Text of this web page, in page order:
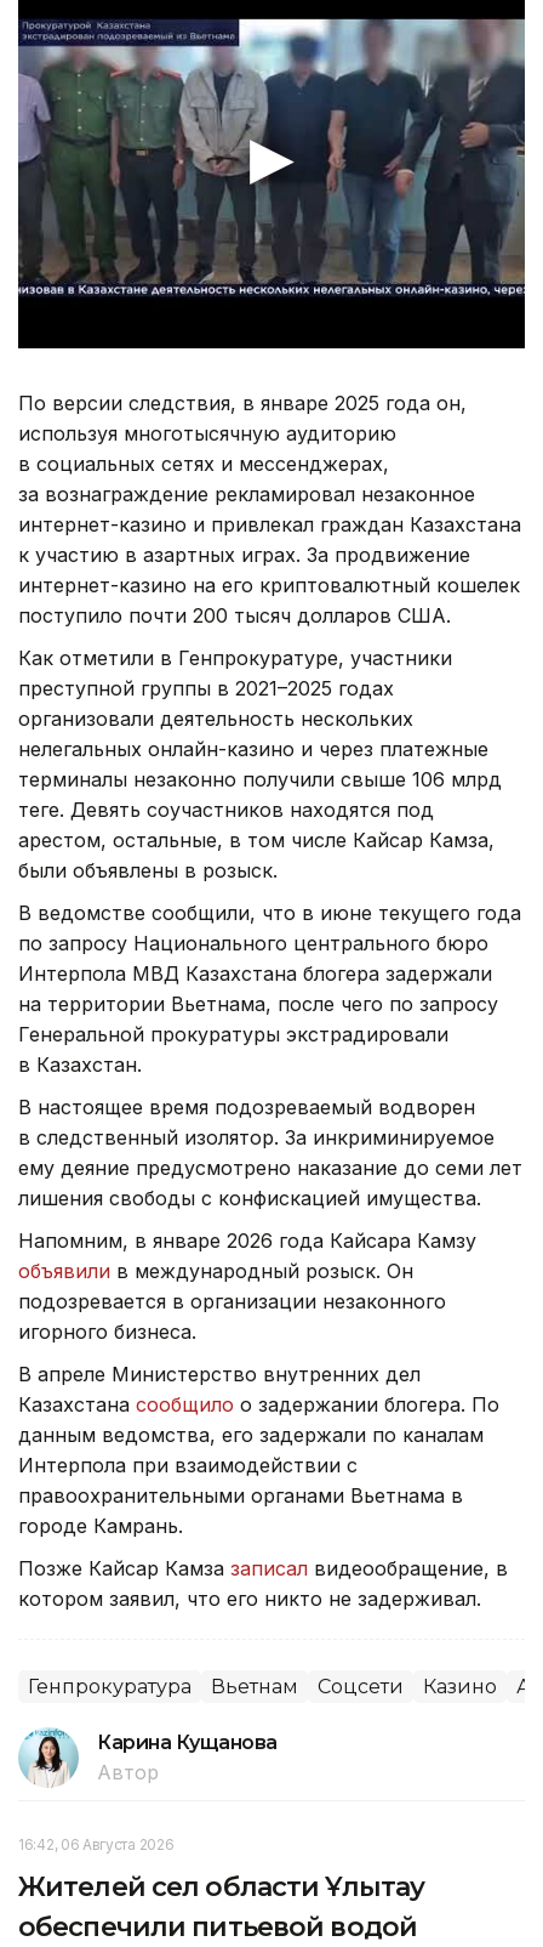
По версии следствия, в январе 2025 года он,
используя многотысячную аудиторию
в социальных сетях и мессенджерах,
за вознаграждение рекламировал незаконное
интернет-казино и привлекал граждан Казахстана
к участию в азартных играх. За продвижение
интернет-казино на его криптовалютный кошелек
поступило почти 200 тысяч долларов США.
Как отметили в Генпрокуратуре, участники
преступной группы в 2021–2025 годах
организовали деятельность нескольких
нелегальных онлайн-казино и через платежные
терминалы незаконно получили свыше 106 млрд
теңге. Девять соучастников находятся под
арестом, остальные, в том числе Кайсар Камза,
были объявлены в розыск.
В ведомстве сообщили, что в июне текущего года
по запросу Национального центрального бюро
Интерпола МВД Казахстана блогера задержали
на территории Вьетнама, после чего по запросу
Генеральной прокуратуры экстрадировали
в Казахстан.
В настоящее время подозреваемый водворен
в следственный изолятор. За инкриминируемое
ему деяние предусмотрено наказание до семи лет
лишения свободы с конфискацией имущества.
Напомним, в январе 2026 года Кайсара Камзу
объявили в международный розыск. Он
подозревается в организации незаконного
игорного бизнеса.
В апреле Министерство внутренних дел
Казахстана сообщило о задержании блогера. По
данным ведомства, его задержали по каналам
Интерпола при взаимодействии с
правоохранительными органами Вьетнама в
городе Камрань.
Позже Кайсар Камза записал видеообращение, в
котором заявил, что его никто не задерживал.
Генпрокуратура Вьетнам Соцсети Казино
Карина Кущанова
Автор
16:42, 06 Августа 2026
Жителей сел области Ұлытау
обеспечили питьевой водой